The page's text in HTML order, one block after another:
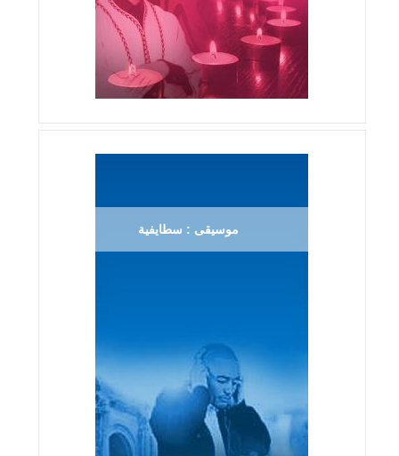
موسيقى : سطايفية